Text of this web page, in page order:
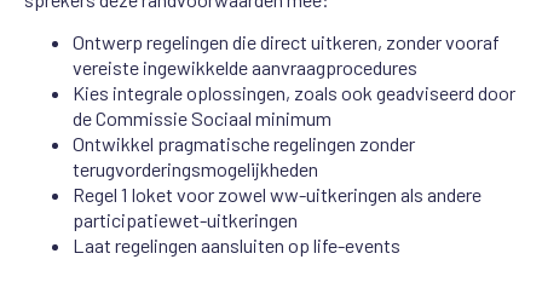
Ontwerp regelingen die direct uitkeren, zonder vooraf
vereiste ingewikkelde aanvraagprocedures
Kies integrale oplossingen, zoals ook geadviseerd door
de Commissie Sociaal minimum
Ontwikkel pragmatische regelingen zonder
terugvorderingsmogelijkheden
Regel 1 loket voor zowel ww-uitkeringen als andere
participatiewet-uitkeringen
Laat regelingen aansluiten op life-events